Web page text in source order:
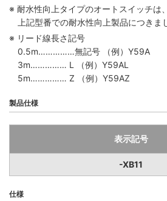
※ 耐水性向上タイプのオートスイッチは
上記型番での耐水性向上製品につき
※ リード線長さ記号
0.5m……………無記号 （例）Y59A
3m…………… L （例）Y59AL
5m…………… Z （例）Y59AZ
製品仕様
表示記号
-XB11
仕様